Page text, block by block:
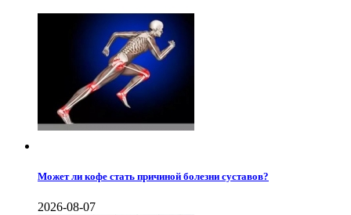
Может ли кофе стать причиной болезни суставов?
2026-08-07